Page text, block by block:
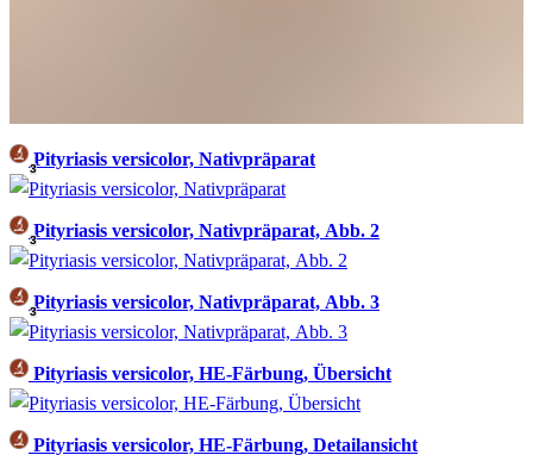
3Pityriasis versicolor, Nativpräparat
3Pityriasis versicolor, Nativpräparat, Abb. 2
3Pityriasis versicolor, Nativpräparat, Abb. 3
Pityriasis versicolor, HE-Färbung, Übersicht
Pityriasis versicolor, HE-Färbung, Detailansicht